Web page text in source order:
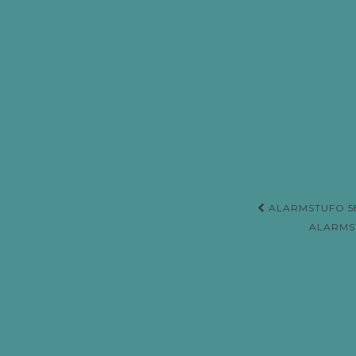
ALARMSTUFO